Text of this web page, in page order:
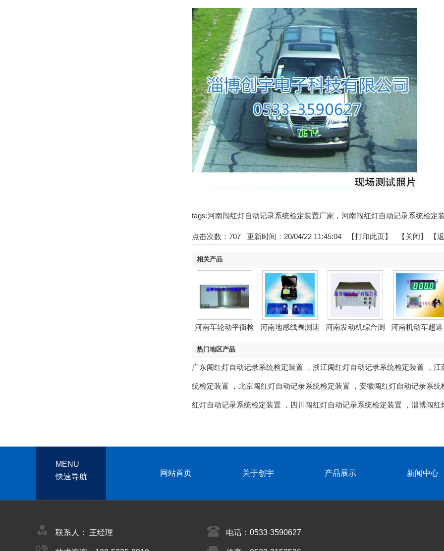
tags:河南闯红灯自动记录系统检定装置厂家，河南闯红灯自动记录系统检定
点击次数： 707 更新时间：20/04/22 11:45:04 【打印此页】 【关闭】 【
相关产品
河南车轮动平衡检
河南地感线圈测速
河南发动机综合测
河南机动车超速
热门地区产品
广东闯红灯自动记录系统检定装置 ， 浙江闯红灯自动记录系统检定装置 ， 江
统检定装置 ， 北京闯红灯自动记录系统检定装置 ， 安徽闯红灯自动记录系统
红灯自动记录系统检定装置 ， 四川闯红灯自动记录系统检定装置 ， 淄博闯红
MENU
快速导航
网站首页 关于创宇 产品展示 新闻中心
联系人： 王经理 电话：0533-3590627